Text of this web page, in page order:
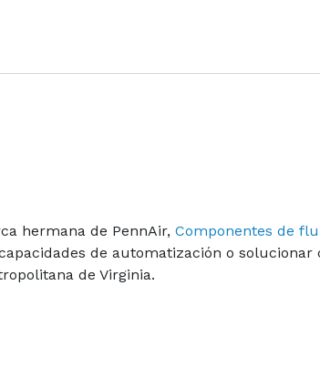
hermana de PennAir, Componentes de
de automatización o
de Virginia.